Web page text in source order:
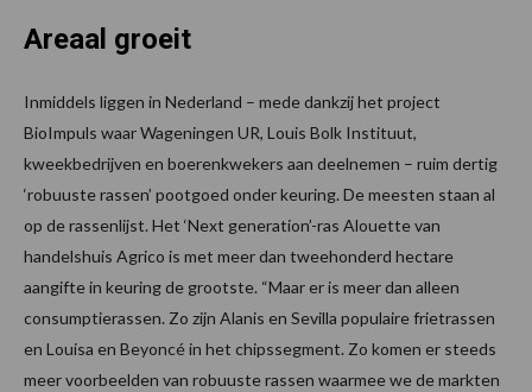
Areaal groeit
Inmiddels liggen in Nederland – mede dankzij het project
BioImpuls waar Wageningen UR, Louis Bolk Instituut,
kweekbedrijven en boerenkwekers aan deelnemen – ruim dertig
‘robuuste rassen’ pootgoed onder keuring. De meesten staan al
op de rassenlijst. Het ‘Next generation’-ras Alouette van
handelshuis Agrico is met meer dan tweehonderd hectare
aangifte in keuring de grootste. “Maar er is meer dan alleen
consumptierassen. Zo zijn Alanis en Sevilla populaire frietrassen
en Louisa en Beyoncé in het chipssegment. Zo komen er steeds
meer voorbeelden van robuuste rassen waarmee we de markten